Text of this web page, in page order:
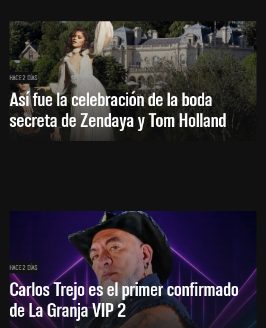
HACE 2 DÍAS
Así fue la celebración de la boda
secreta de Zendaya y Tom Holland
HACE 2 DÍAS
Carlos Trejo es el primer confirmado
de La Granja VIP 2